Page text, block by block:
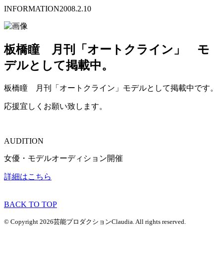
INFORMATION2008.2.10
板橋瞳 月刊「オートクライン」 モ
デルとして掲載中。
板橋瞳 月刊「オートクライン」モデルとして掲載中です。
応援宜しくお願い致します。
AUDITION
女優・モデルオーディション開催
詳細はこちら
BACK TO TOP
© Copyright 2026芸能プロダクションClaudia. All rights reserved.